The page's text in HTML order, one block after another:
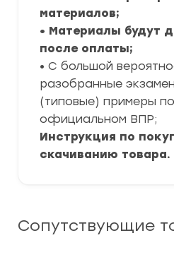
материалов;
• Материалы будут
после оплаты;
• С большой
разобранные
(типовые) примеры
официальном ВПР;
Инструкция по
скачиванию товара.
Сопутствующие